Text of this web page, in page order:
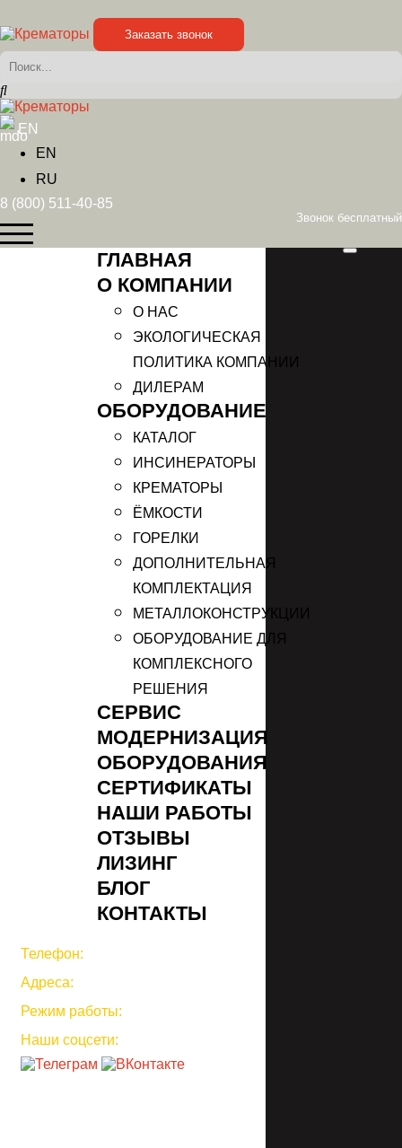
Заказать звонок
EN
EN
RU
8 (800) 511-40-85
Звонок бесплатный
ГЛАВНАЯ
О КОМПАНИИ
О НАС
ЭКОЛОГИЧЕСКАЯ
ПОЛИТИКА КОМПАНИИ
ДИЛЕРАМ
ОБОРУДОВАНИЕ
КАТАЛОГ
ИНСИНЕРАТОРЫ
КРЕМАТОРЫ
ЁМКОСТИ
ГОРЕЛКИ
ДОПОЛНИТЕЛЬНАЯ
КОМПЛЕКТАЦИЯ
МЕТАЛЛОКОНСТРУКЦИИ
ОБОРУДОВАНИЕ ДЛЯ
КОМПЛЕКСНОГО
РЕШЕНИЯ
СЕРВИС
МОДЕРНИЗАЦИЯ
ОБОРУДОВАНИЯ
СЕРТИФИКАТЫ
НАШИ РАБОТЫ
ОТЗЫВЫ
ЛИЗИНГ
БЛОГ
КОНТАКТЫ
Телефон:
Адреса:
Режим работы:
Наши соцсети: